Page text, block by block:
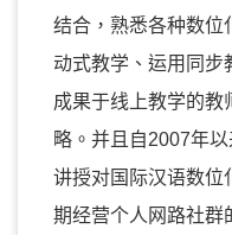
结合，熟悉各种数位
动式教学、运用同步
成果于线上教学的教
略。并且自2007年
讲授对国际汉语数位
期经营个人网路社群